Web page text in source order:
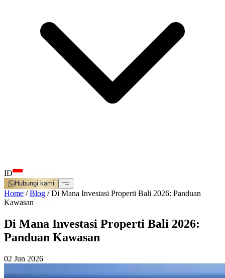
ID
Hubungi kami
Home /Blog /Di Mana Investasi Properti Bali 2026: Panduan
Kawasan
Di Mana Investasi Properti Bali 2026:
Panduan Kawasan
02 Jun 2026